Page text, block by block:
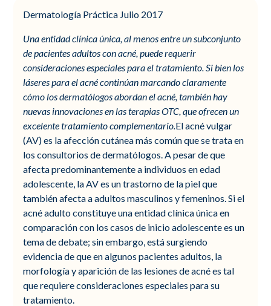
Dermatología Práctica Julio 2017
Una entidad clínica única, al menos entre un subconjunto
de pacientes adultos con acné, puede requerir
consideraciones especiales para el tratamiento. Si bien los
láseres para el acné continúan marcando claramente
cómo los dermatólogos abordan el acné, también hay
nuevas innovaciones en las terapias OTC, que ofrecen un
excelente tratamiento complementario.El acné vulgar
(AV) es la afección cutánea más común que se trata en
los consultorios de dermatólogos. A pesar de que
afecta predominantemente a individuos en edad
adolescente, la AV es un trastorno de la piel que
también afecta a adultos masculinos y femeninos. Si el
acné adulto constituye una entidad clínica única en
comparación con los casos de inicio adolescente es un
tema de debate; sin embargo, está surgiendo
evidencia de que en algunos pacientes adultos, la
morfología y aparición de las lesiones de acné es tal
que requiere consideraciones especiales para su
tratamiento.